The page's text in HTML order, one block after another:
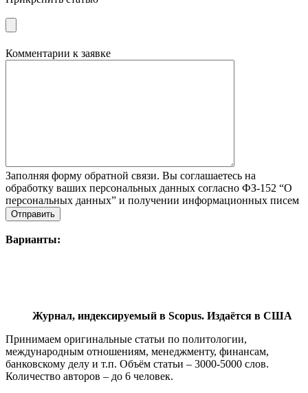
Комментарии к заявке
Заполняя форму обратной связи. Вы соглашаетесь на
обработку ваших персональных данных согласно ФЗ-152 “О
персональных данных” и получении информационных писем
Варианты:
Журнал, индексируемый в Scopus. Издаётся в США
Принимаем оригинальные статьи по политологии,
международным отношениям, менеджменту, финансам,
банковскому делу и т.п. Объём статьи – 3000-5000 слов.
Количество авторов – до 6 человек.